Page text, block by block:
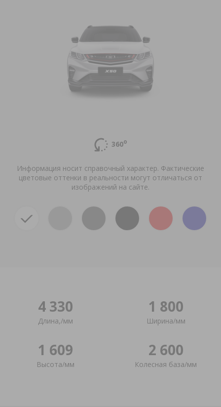
360о
Информация носит справочный характер. Фактические
цветовые оттенки в реальности могут отличаться от
изображений на сайте.
4 330
Длина,/мм
1 800
Ширина/мм
1 609
Высота/мм
2 600
Колесная база/мм